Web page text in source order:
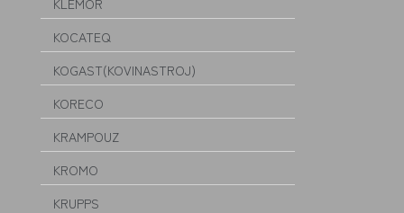
KLEMOR
KOCATEQ
KOGAST(KOVINASTROJ)
KORECO
KRAMPOUZ
KROMO
KRUPPS